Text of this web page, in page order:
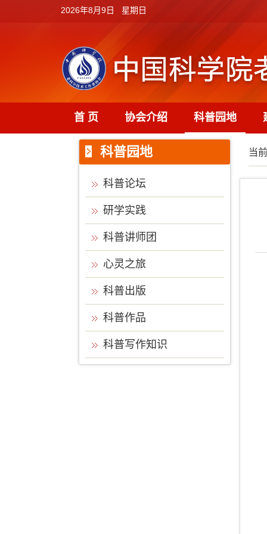
2026年8月9日 星期日
首 页 协会介绍 科普园地
科普园地
科普论坛
研学实践
科普讲师团
心灵之旅
科普出版
科普作品
科普写作知识
当